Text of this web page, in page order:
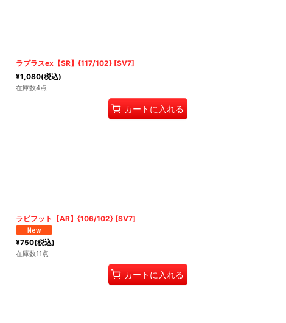
ラプラスex【SR】{117/102} [SV7]
¥1,080(税込)
在庫数4点
カートに入れる
ラビフット【AR】{106/102} [SV7]
¥750(税込)
在庫数11点
カートに入れる